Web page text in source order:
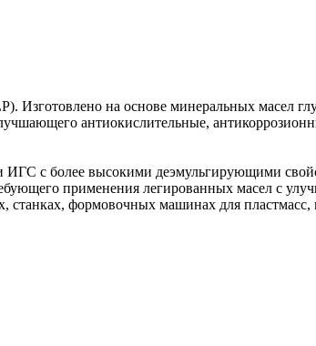
Изготовлено на основе минеральных масел
антиокислительные,
ИГС с более высокими деэмульгирующими
применения легированных масел с
формовочных машинах для пластмасс,